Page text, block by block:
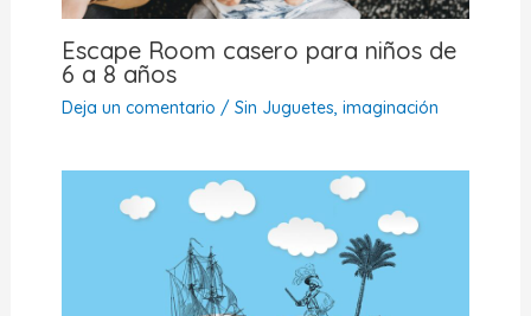
Escape Room casero para niños de
6 a 8 años
Deja un comentario / Sin Juguetes, imaginación